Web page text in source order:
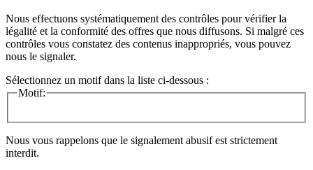
Nous effectuons systématiquement des contrôles pour vérifier la
légalité et la conformité des offres que nous diffusons. Si malgré ces
contrôles vous constatez des contenus inappropriés, vous pouvez
nous le signaler.
Sélectionnez un motif dans la liste ci-dessous :
Motif:
Nous vous rappelons que le signalement abusif est strictement
interdit.